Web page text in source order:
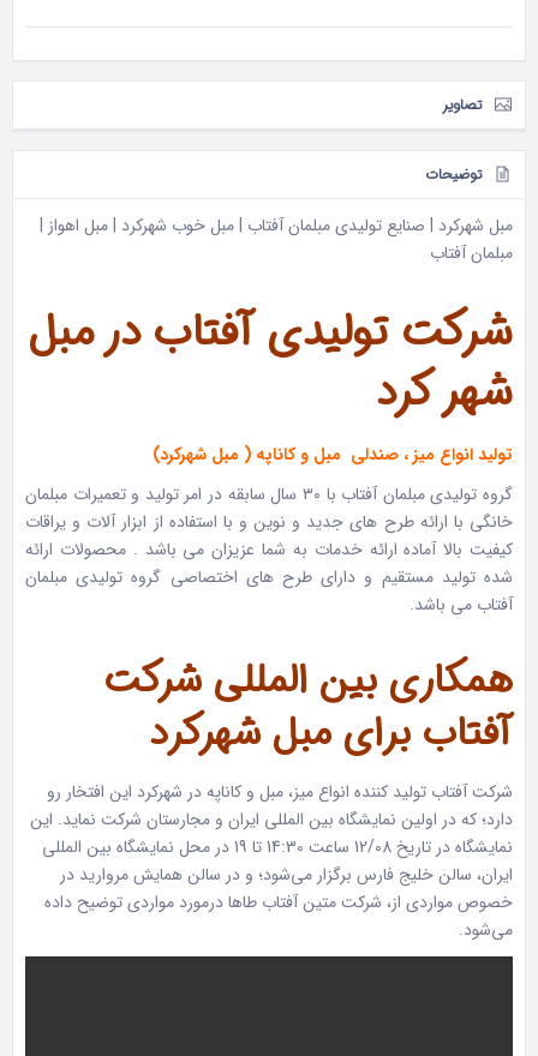
تصاویر
توضیحات
مبل شهرکرد | صنایع تولیدی مبلمان آفتاب | مبل خوب شهرکرد | مبل اهواز |
مبلمان آفتاب
شرکت تولیدی آفتاب در مبل
شهر کرد
تولید انواع میز ، صندلی مبل و کاناپه ( مبل شهرکرد)
گروه تولیدی مبلمان آفتاب با ۳۰ سال سابقه در امر تولید و تعمیرات مبلمان
خانگی با ارائه طرح های جدید و نوین و با استفاده از ابزار آلات و یراقات
کیفیت بالا آماده ارائه خدمات به شما عزیزان می باشد . محصولات ارائه
شده تولید مستقیم و دارای طرح های اختصاصی گروه تولیدی مبلمان
آفتاب می باشد.
همکاری بین المللی شرکت
آفتاب برای مبل شهرکرد
شرکت آفتاب تولید کننده انواع میز، مبل و کاناپه در شهرکرد این افتخار رو
دارد؛ که در اولین نمایشگاه بین المللی ایران و مجارستان شرکت نماید. این
نمایشگاه در تاریخ 12/08 ساعت 14:30 تا 19 در محل نمایشگاه بین المللی
ایران، سالن خلیج فارس برگزار می‌شود؛ و در سالن همایش مروارید در
خصوص مواردی از، شرکت متین آفتاب طاها درمورد مواردی توضیح داده
می‌شود.